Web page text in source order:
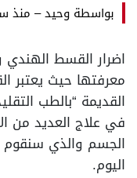
بواسطة وحيد– منذ
اضرار القسط
معرفتها حيث يعتبر
القديمة “بالطب
في علاج العديد من
الجسم والذي سنقوم
اليوم.